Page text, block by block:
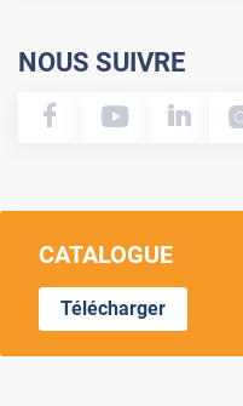
NOUS SUIVRE
CATALOGUE
Télécharger